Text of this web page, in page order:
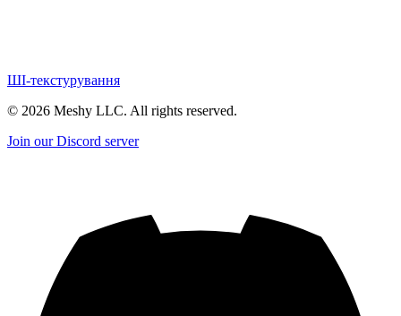
ШІ-текстурування
© 2026 Meshy LLC. All rights reserved.
Join our Discord server